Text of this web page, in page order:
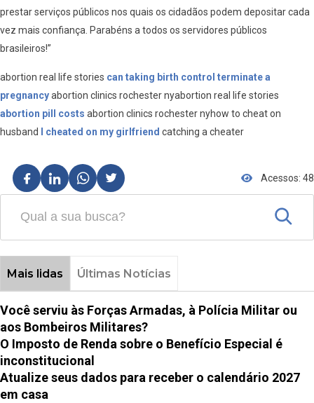
prestar serviços públicos nos quais os cidadãos podem depositar cada
vez mais confiança. Parabéns a todos os servidores públicos
brasileiros!”
abortion real life stories can taking birth control terminate a
pregnancyabortion clinics rochester nyabortion real life stories
abortion pill costs abortion clinics rochester nyhow to cheat on
husband
I cheated on my girlfriend catching a cheater
Acessos: 48
Mais lidas Últimas Notícias
Você serviu às Forças Armadas, à Polícia Militar ou
aos Bombeiros Militares?
O Imposto de Renda sobre o Benefício Especial é
inconstitucional
Atualize seus dados para receber o calendário 2027
em casa